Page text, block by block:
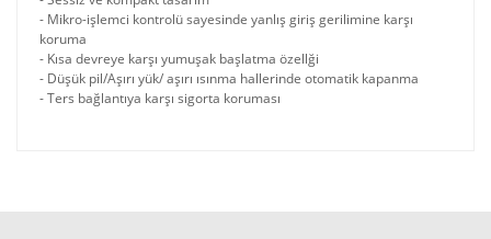
- Mikro-işlemci kontrolü sayesinde yanlış giriş gerilimine karşı
koruma
- Kısa devreye karşı yumuşak başlatma özellği
- Düşük pil/Aşırı yük/ aşırı ısınma hallerinde otomatik kapanma
- Ters bağlantıya karşı sigorta koruması